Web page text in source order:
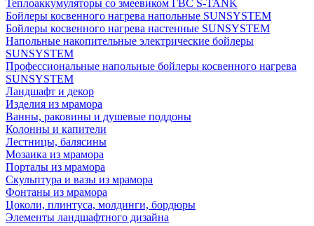
Теплоаккумуляторы со змеевиком ГВС S-TANK
Бойлеры косвенного нагрева напольные SUNSYSTEM
Бойлеры косвенного нагрева настенные SUNSYSTEM
Напольные накопительные электрические бойлеры
SUNSYSTEM
Профессиональные напольные бойлеры косвенного нагрева
SUNSYSTEM
Ландшафт и декор
Изделия из мрамора
Ванны, раковины и душевые поддоны
Колонны и капители
Лестницы, балясины
Мозаика из мрамора
Порталы из мрамора
Скульптура и вазы из мрамора
Фонтаны из мрамора
Цоколи, плинтуса, молдинги, бордюры
Элементы ландшафтного дизайна